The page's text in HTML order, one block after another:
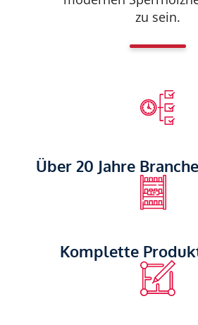
zu sein.
Über 20 Jahre
Komplette